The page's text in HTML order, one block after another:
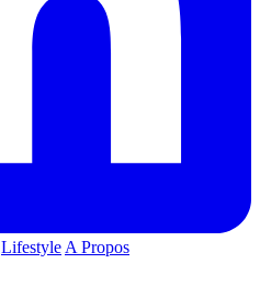
Lifestyle A Propos